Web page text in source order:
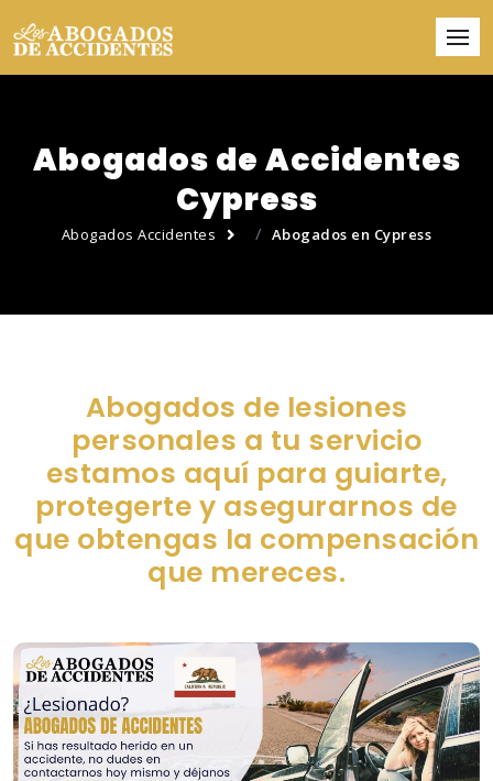
Abogados de Accidentes
Cypress
Abogados Accidentes Abogados en Cypress
Abogados de lesiones
personales a tu servicio
estamos aquí para guiarte,
protegerte y asegurarnos de
que obtengas la compensación
que mereces.